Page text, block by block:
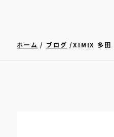
ホーム ブログ XIMIX 多田